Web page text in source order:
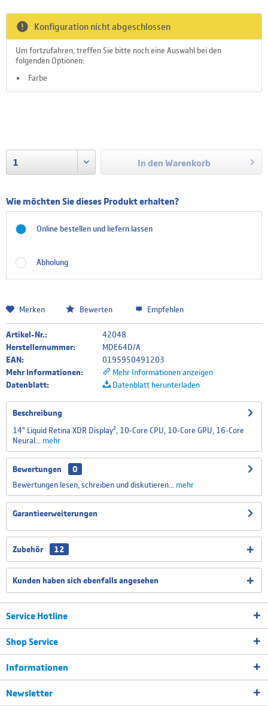
Arabisches Tastatur Layout
Belgisches Tastatur Layout
Französisches Tastatur Layout
Italienisches Tastatur Layout
Schweizer Tastatur Layout
Spanisches Tastatur Layout
Portugiesisch Tastatur Layout
Konfiguration nicht abgeschlossen
Um fortzufahren, treffen Sie bitte noch eine Auswahl bei den
folgenden Optionen:
Farbe
In den Warenkorb
Wie möchten Sie dieses Produkt erhalten?
Online bestellen und liefern lassen
Abholung
Merken Bewerten Empfehlen
Artikel-Nr.:
42048
Herstellernummer:
MDE64D/A
EAN:
0195950491203
Mehr Informationen:
Mehr Informationen anzeigen
Datenblatt:
Datenblatt herunterladen
Beschreibung
14" Liquid Retina XDR Display², 10‑Core CPU, 10‑Core GPU, 16‑Core
Neural...
mehr
Bewertungen
0
Bewertungen lesen, schreiben und diskutieren...
mehr
Garantieerweiterungen
Zubehör 12
Kunden haben sich ebenfalls angesehen
Service Hotline
Shop Service
Informationen
Newsletter